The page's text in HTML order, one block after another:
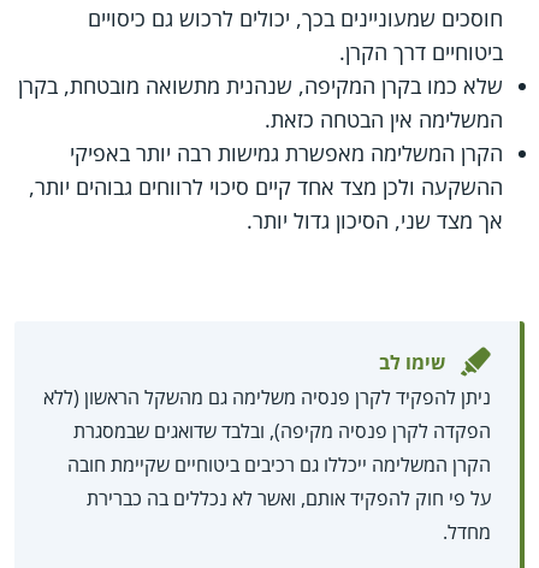
חוסכים שמעוניינים בכך, יכולים לרכוש גם כיסויים
ביטוחיים דרך הקרן.
שלא כמו בקרן המקיפה, שנהנית מתשואה מובטחת, בקרן
המשלימה אין הבטחה כזאת.
הקרן המשלימה מאפשרת גמישות רבה יותר באפיקי
ההשקעה ולכן מצד אחד קיים סיכוי לרווחים גבוהים יותר,
אך מצד שני, הסיכון גדול יותר.
שימו לב
ניתן להפקיד לקרן פנסיה משלימה גם מהשקל הראשון (ללא
הפקדה לקרן פנסיה מקיפה), ובלבד שדואגים שבמסגרת
הקרן המשלימה ייכללו גם רכיבים ביטוחיים שקיימת חובה
על פי חוק להפקיד אותם, ואשר לא נכללים בה כברירת
מחדל.